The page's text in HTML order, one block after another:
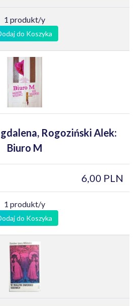
1 produkt/y
do Koszyka
Rogoziński Alek:
Biuro M
6,00 PLN
1 produkt/y
do Koszyka